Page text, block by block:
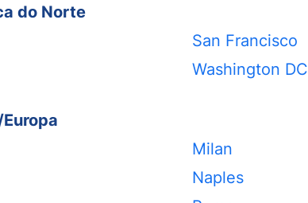
do Norte
San Francisco
Washington DC
Europa
Milan
Naples